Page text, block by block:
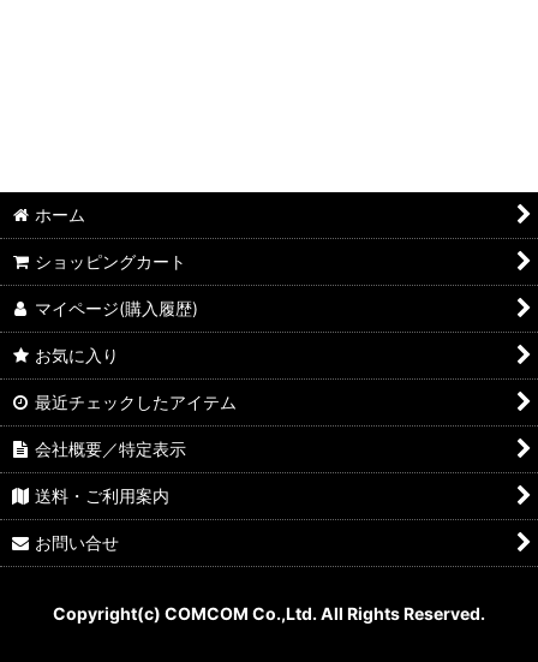
ホーム
ショッピングカート
マイページ(購入履歴)
お気に入り
最近チェックしたアイテム
会社概要／特定表示
送料・ご利用案内
お問い合せ
Copyright(c) COMCOM Co.,Ltd. All Rights Reserved.